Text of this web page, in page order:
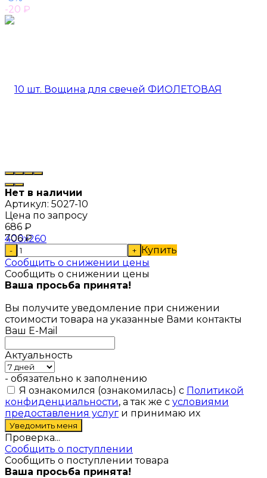
-20 ₽
Нет в наличии
Артикул: 5027-10
Цена по запросу
686 ₽
706₽
- + Купить
Сообщить о снижении цены
Сообщить о снижении цены
Ваша просьба принята!
Вы получите уведомление при снижении
стоимости товара на указанные Вами контакты
Ваш E-Mail
Актуальность
- обязательно к заполнению
Я ознакомился (ознакомилась) с Политикой
конфиденциальности, а так же с условиями
предоставления услуг и принимаю их
Проверка...
Сообщить о поступлении
Сообщить о поступлении товара
Ваша просьба принята!